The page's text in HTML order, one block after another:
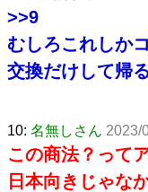
>>9
むしろこれしか
交換だけして帰
10: 名無しさん 2023/
この商法？って
日本向きじゃな